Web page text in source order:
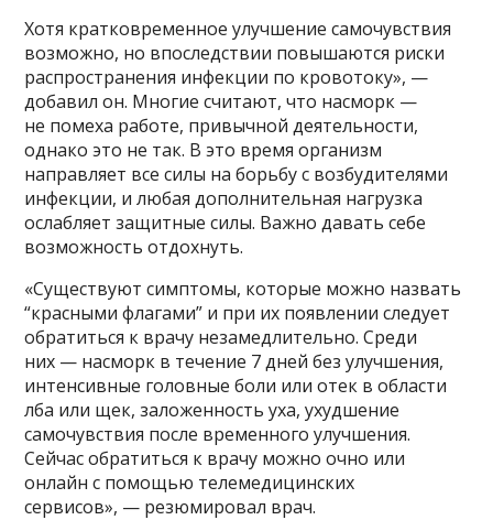
Хотя кратковременное улучшение самочувствия
возможно, но впоследствии повышаются риски
распространения инфекции по кровотоку», —
добавил он. Многие считают, что насморк —
не помеха работе, привычной деятельности,
однако это не так. В это время организм
направляет все силы на борьбу с возбудителями
инфекции, и любая дополнительная нагрузка
ослабляет защитные силы. Важно давать себе
возможность отдохнуть.
«Существуют симптомы, которые можно назвать
“красными флагами” и при их появлении следует
обратиться к врачу незамедлительно. Среди
них — насморк в течение 7 дней без улучшения,
интенсивные головные боли или отек в области
лба или щек, заложенность уха, ухудшение
самочувствия после временного улучшения.
Сейчас обратиться к врачу можно очно или
онлайн с помощью телемедицинских
сервисов», — резюмировал врач.